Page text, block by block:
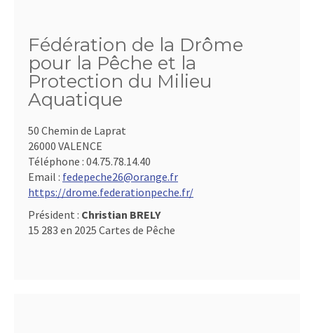
Fédération de la Drôme
pour la Pêche et la
Protection du Milieu
Aquatique
50 Chemin de Laprat
26000 VALENCE
Téléphone : 04.75.78.14.40
Email : fedepeche26@orange.fr
https://drome.federationpeche.fr/
Président : Christian BRELY
15 283 en 2025 Cartes de Pêche